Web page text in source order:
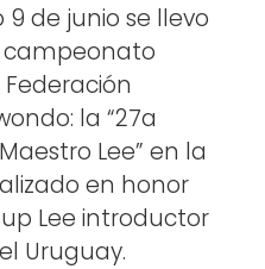
de junio se llevo
la “27a
Lee” en la
en honor
Lee introductor
Uruguay.